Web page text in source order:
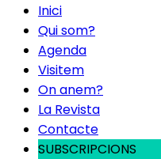
Inici
Qui som?
Agenda
Visitem
On anem?
La Revista
Contacte
SUBSCRIPCIONS